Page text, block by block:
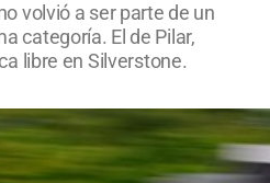
volvió a ser parte de un
categoría. El de Pilar,
libre en Silverstone.